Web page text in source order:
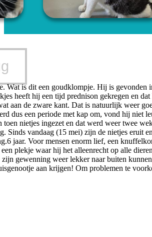
Wat is dit een goudklompje. Hij is gevonden
heeft hij een tijd prednison gekregen en
aan de zware kant. Dat is natuurlijk weer
dus een periode met kap om, vond hij niet
toen nietjes ingezet en dat werd weer twee
Sinds vandaag (15 mei) zijn de nietjes
jaar. Voor mensen enorm lief, een
plekje waar hij het alleenrecht op alle
gewenning weer lekker naar buiten
aan krijgen! Om problemen te